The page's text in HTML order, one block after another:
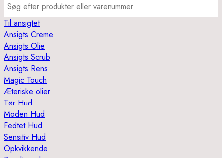
Til ansigtet
Ansigts Creme
Ansigts Olie
Ansigts Scrub
Ansigts Rens
Magic Touch
Æteriske olier
Tør Hud
Moden Hud
Fedtet Hud
Sensitiv Hud
Opkvikkende